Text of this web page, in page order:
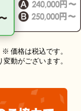
※ 価格は税込です。
動がございます。